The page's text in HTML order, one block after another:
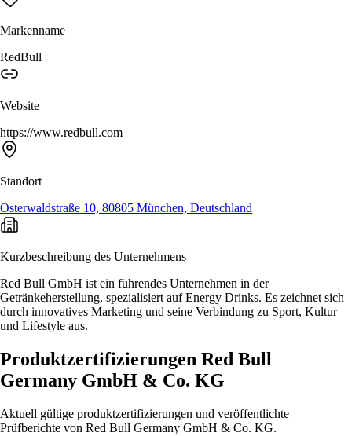
Markenname
RedBull
Website
https://www.redbull.com
Standort
Osterwaldstraße 10, 80805 München, Deutschland
Kurzbeschreibung des Unternehmens
Red Bull GmbH ist ein führendes Unternehmen in der
Getränkeherstellung, spezialisiert auf Energy Drinks. Es zeichnet sich
durch innovatives Marketing und seine Verbindung zu Sport, Kultur
und Lifestyle aus.
Produktzertifizierungen Red Bull
Germany GmbH & Co. KG
Aktuell gültige produktzertifizierungen und veröffentlichte
Prüfberichte von Red Bull Germany GmbH & Co. KG.